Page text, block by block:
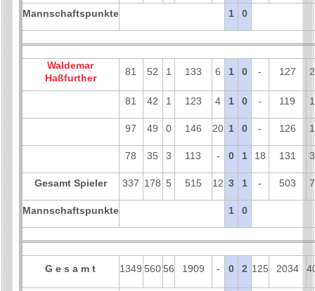
Mannschaftspunkte 1 0
Waldemar
Haßfurther
81 52 1 133 6 1 0 - 127 2
81 42 1 123 4 1 0 - 119 1
97 49 0 146 20 1 0 - 126 1
78 35 3 113 - 0 1 18 131 3
Gesamt Spieler 337 178 5 515 12 3 1 - 503 7
Mannschaftspunkte 1 0
G e s a m t 1349 56056 1909 - 0 2 125 2034